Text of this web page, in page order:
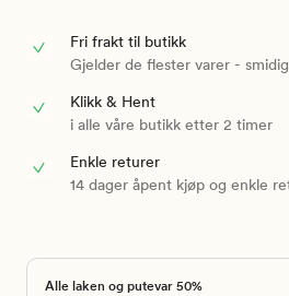
Fri frakt til butikk
Gjelder de flester varer -
Klikk & Hent
i alle våre butikk etter 2 timer
Enkle returer
14 dager åpent kjøp og enkle
Alle laken og putevar 50%